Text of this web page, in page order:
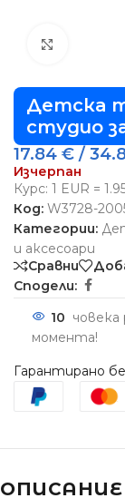
Детска
студио
17.84 € /
Изчерпан
Курс: 1 EUR =
Код: W3728-
Категории:
и аксесоари
Сравни
Сподели:
10
момента!
Гарантирано
ОПИСАНИЕ